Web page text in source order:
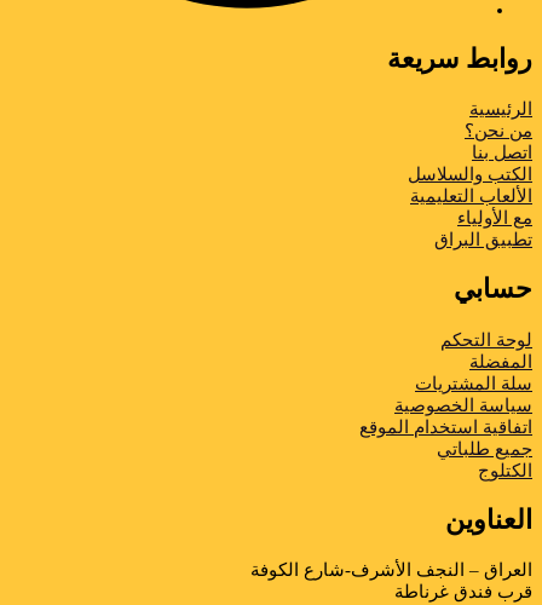
سريعة
نحن؟
بنا
والسلاسل
التعليمية
الأولياء
البراق
التحكم
المشتريات
الخصوصية
استخدام الموقع
طلباتي
– النجف الأشرف-شارع الكوفة
فندق غرناطة